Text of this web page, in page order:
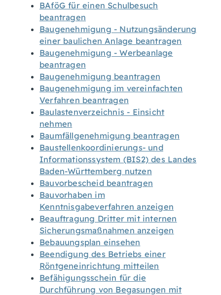
BAföG für einen Schulbesuch
beantragen
Baugenehmigung - Nutzungsänderung
einer baulichen Anlage beantragen
Baugenehmigung - Werbeanlage
beantragen
Baugenehmigung beantragen
Baugenehmigung im vereinfachten
Verfahren beantragen
Baulastenverzeichnis - Einsicht
nehmen
Baumfällgenehmigung beantragen
Baustellenkoordinierungs- und
Informationssystem (BIS2) des Landes
Baden-Württemberg nutzen
Bauvorbescheid beantragen
Bauvorhaben im
Kenntnisgabeverfahren anzeigen
Beauftragung Dritter mit internen
Sicherungsmaßnahmen anzeigen
Bebauungsplan einsehen
Beendigung des Betriebs einer
Röntgeneinrichtung mitteilen
Befähigungsschein für die
Durchführung von Begasungen mit